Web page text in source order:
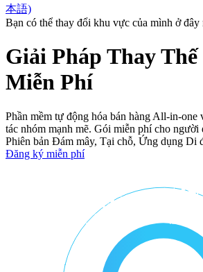
本語)
Bạn có thể thay đổi khu vực của mình ở đây
Giải Pháp Thay Thế
Miễn Phí
Phần mềm tự động hóa bán hàng All-in-one
tác nhóm mạnh mẽ. Gói miễn phí cho người
Phiên bản Đám mây, Tại chỗ, Ứng dụng Di
Đăng ký miễn phí